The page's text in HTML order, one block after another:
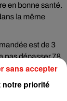
en bonne santé.
la même
est de 3
pas dépasser 78
notre priorité
sans accepter